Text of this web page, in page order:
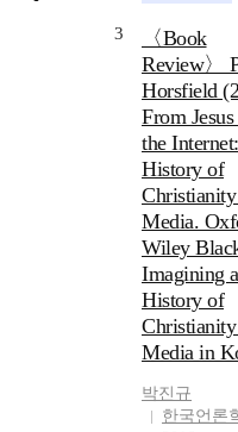
3
〈Book
Review〉
Horsfield
From
the
History of
Media.
Wiley
Imagining a
History of
Media in
박진규
한국언론